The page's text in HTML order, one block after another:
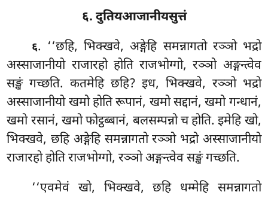
६. दुतियआजानीयसुत्तं
६. ‘‘छहि, भिक्खवे, अङ्गेहि समन्नागतो रञ्ञो भद्रो
अस्साजानीयो राजारहो होति राजभोग्गो, रञ्ञो अङ्गन्त्वेव
सङ्खं गच्छति. कतमेहि छहि? इध, भिक्खवे, रञ्ञो भद्रो
अस्साजानीयो खमो होति रूपानं, खमो सद्दानं, खमो गन्धानं,
खमो रसानं, खमो फोट्ठब्बानं, बलसम्पन्नो च होति. इमेहि खो,
भिक्खवे, छहि अङ्गेहि समन्नागतो रञ्ञो भद्रो अस्साजानीयो
राजारहो होति राजभोग्गो, रञ्ञो अङ्गन्त्वेव सङ्खं गच्छति.
‘‘एवमेवं खो, भिक्खवे, छहि धम्मेहि समन्नागतो